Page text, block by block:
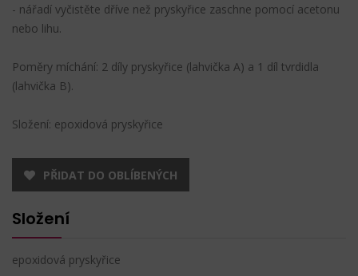
- nářadí vyčistěte dříve než pryskyřice zaschne pomocí acetonu
nebo lihu.
Poměry míchání: 2 díly pryskyřice (lahvička A) a 1 díl tvrdidla
(lahvička B).
Složení: epoxidová pryskyřice
PŘIDAT DO OBLÍBENÝCH
Složení
epoxidová pryskyřice